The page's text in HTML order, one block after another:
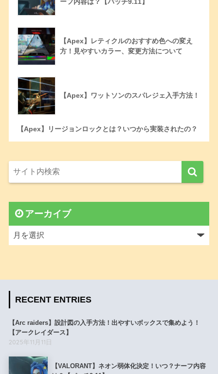
ーフ内容は？【パッチ9.11】
【Apex】レティクルのおすすめ色への変え
方！見やすいカラー、変更方法について
【Apex】ワットソンのスパレジェ入手方法！
【Apex】リージョンロックとは？いつから実装されたの？
アーカイブ
RECENT ENTRIES
【Arc raiders】設計図の入手方法！出やすいボックスで集めよう！
【アークレイダース】
2025年11月11日
【VALORANT】ネオン弱体化決定！いつ？ナーフ内容